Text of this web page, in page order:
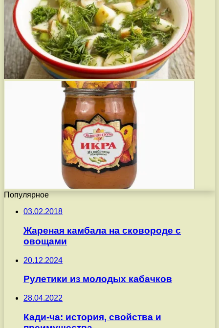
Популярное
03.02.2018
Жареная камбала на сковороде с
овощами
20.12.2024
Рулетики из молодых кабачков
28.04.2022
Кади-ча: история, свойства и